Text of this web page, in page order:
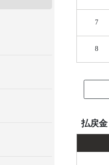
7
8
払戻金